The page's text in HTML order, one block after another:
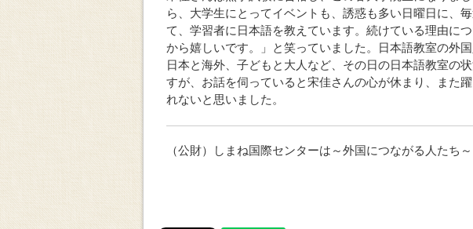
ら、大学生にとってイベントも、誘惑も多い日曜日に、
て、学習者に日本語を教えています。続けている理由に
から嬉しいです。」と笑っていました。日本語教室の外
日本と海外、子どもと大人など、その日の日本語教室の
すが、お話を伺っていると宋佳さんの心が休まり、また
れないと思いました。
（公財）しまね国際センターは～外国につながる人たち